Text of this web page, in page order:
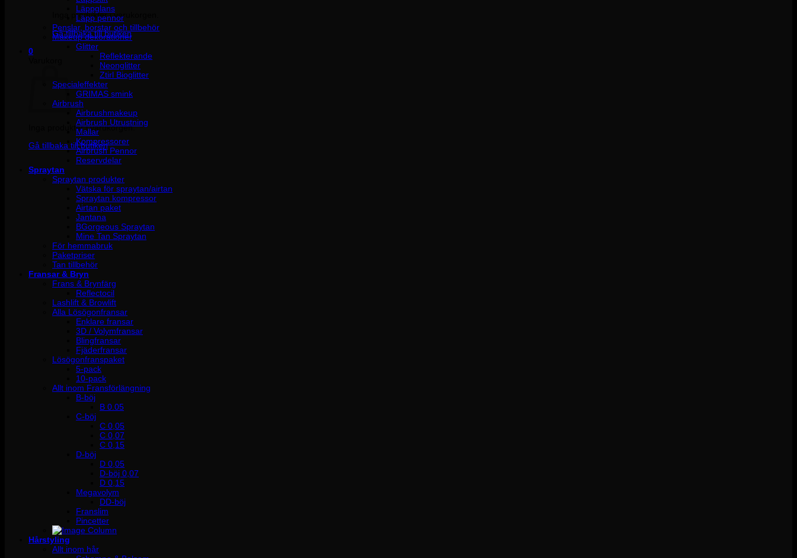
Inga produkter i varukorgen.
Gå tillbaka till butiken
0
Inga produkter i varukorgen.
Gå tillbaka till butiken
Läppglans
Läpp pennor
Penslar, borstar och tillbehör
Makeup dekorationer
Glitter
Reflekterande
Neonglitter
Ztirl Bioglitter
Specialeffekter
GRIMAS smink
Airbrush
Airbrushmakeup
Airbrush Utrustning
Mallar
Kompressorer
Airbrush Pennor
Reservdelar
Spraytan
Spraytan produkter
Vätska för spraytan/airtan
Spraytan kompressor
Airtan paket
Jantana
BGorgeous Spraytan
Mine Tan Spraytan
För hemmabruk
Paketpriser
Tan tillbehör
Fransar & Bryn
Frans & Brynfärg
Reflectocil
Lashlift & Browlift
Alla Lösögonfransar
Enklare fransar
3D / Volymfransar
Blingfransar
Fjäderfransar
Lösögonfranspaket
5-pack
10-pack
Allt inom Fransförlängning
B-böj
B 0.05
C-böj
C 0,05
C 0,07
C 0,15
D-böj
D 0,05
D-böj 0,07
D 0,15
Megavolym
DD-böj
Franslim
Pincetter
Hårstyling
Allt inom hår